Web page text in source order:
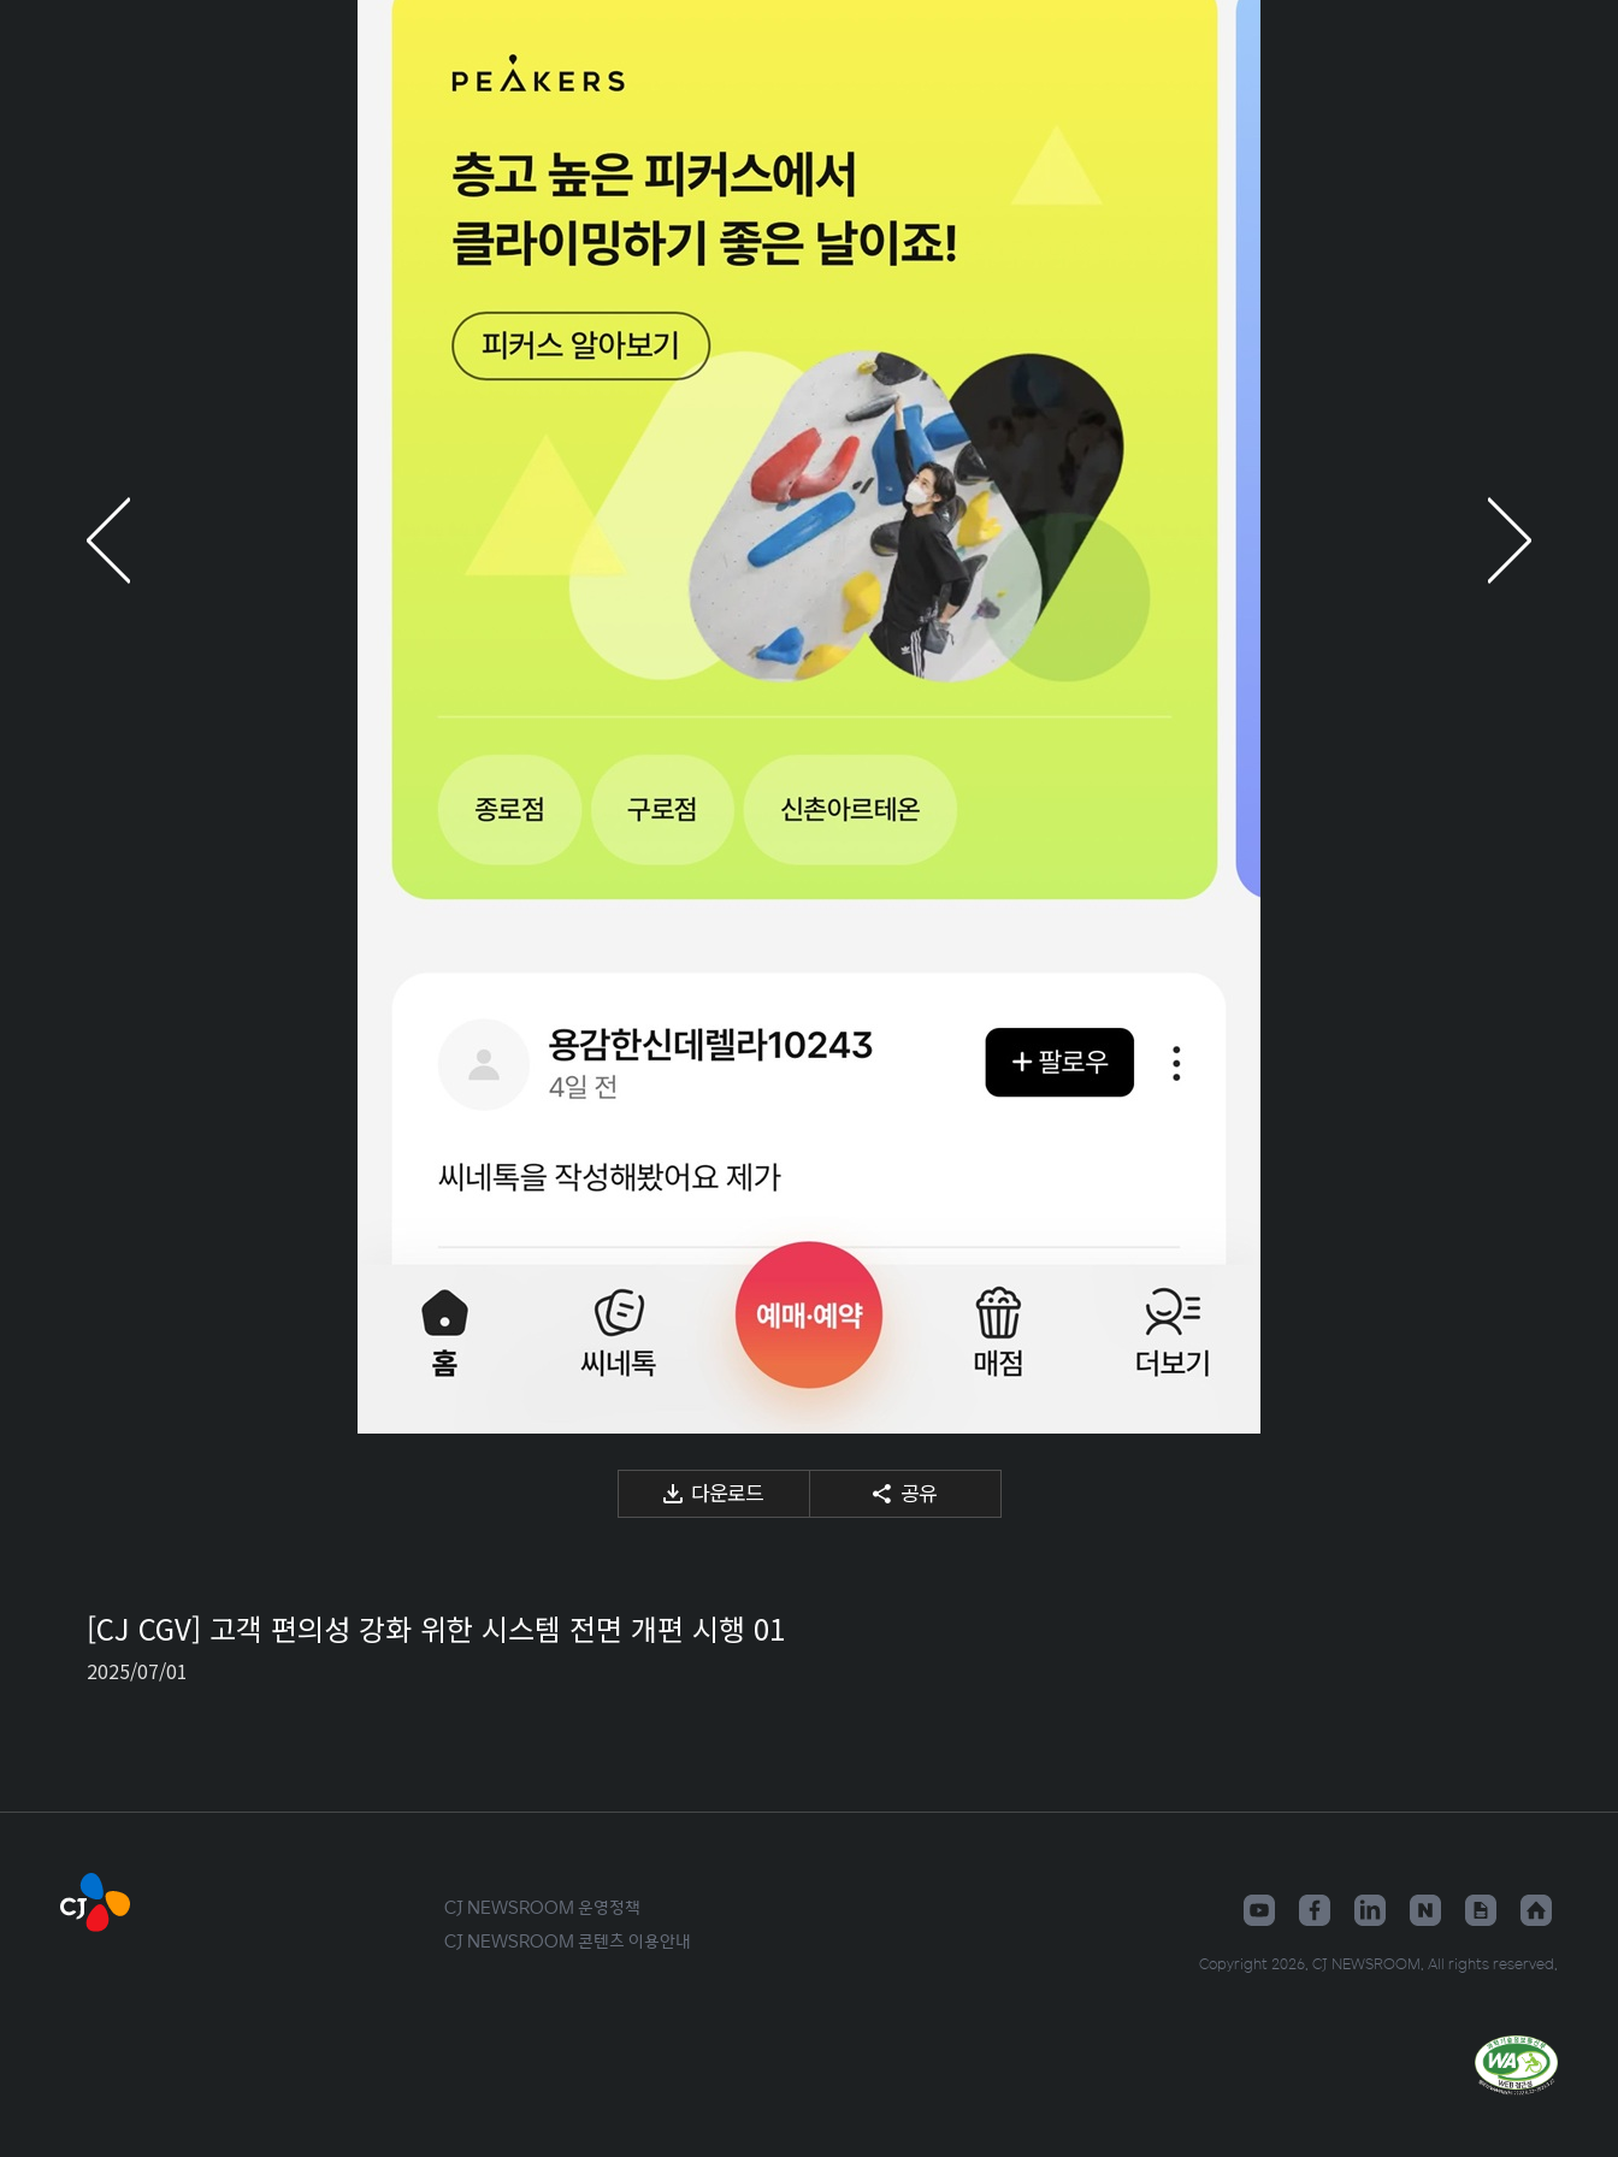
다운로드 공유
[CJ CGV] 고객 편의성 강화 위한 시스템 전면 개편 시행 01
2025/07/01
CJ NEWSROOM 운영정책
CJ NEWSROOM 콘텐츠 이용안내
Copyright 2026. CJ NEWSROOM. All rights reserved.